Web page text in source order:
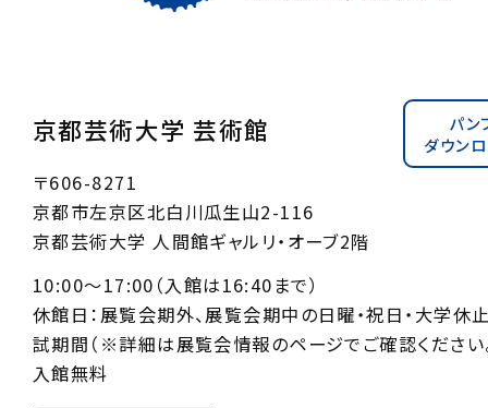
京都芸術大学 芸術館
パン
ダウン
〒606-8271
京都市左京区北白川瓜生山2-116
京都芸術大学 人間館ギャルリ・オーブ2階
10:00〜17:00（入館は16:40まで）
休館日：展覧会期外、展覧会期中の日曜・祝日・大学休
試期間（※詳細は展覧会情報のページでご確認ください
入館無料